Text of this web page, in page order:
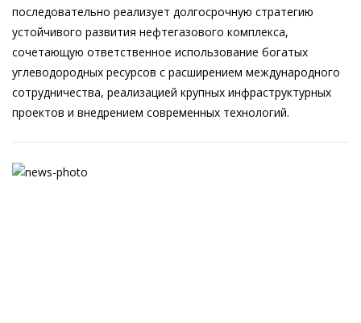
последовательно реализует долгосрочную стратегию
устойчивого развития нефтегазового комплекса,
сочетающую ответственное использование богатых
углеводородных ресурсов с расширением международного
сотрудничества, реализацией крупных инфраструктурных
проектов и внедрением современных технологий.